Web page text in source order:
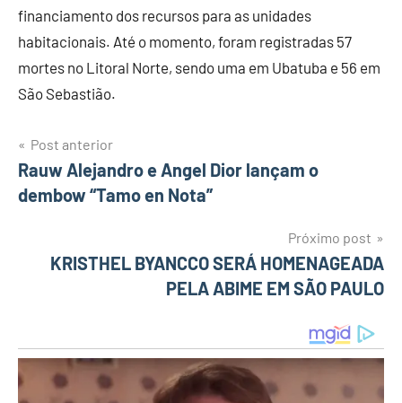
financiamento dos recursos para as unidades
habitacionais. Até o momento, foram registradas 57
mortes no Litoral Norte, sendo uma em Ubatuba e 56 em
São Sebastião.
Navegação
de
Post anterior
Rauw Alejandro e Angel Dior lançam o
dembow “Tamo en Nota”
Próximo post
KRISTHEL BYANCCO SERÁ HOMENAGEADA
PELA ABIME EM SÃO PAULO